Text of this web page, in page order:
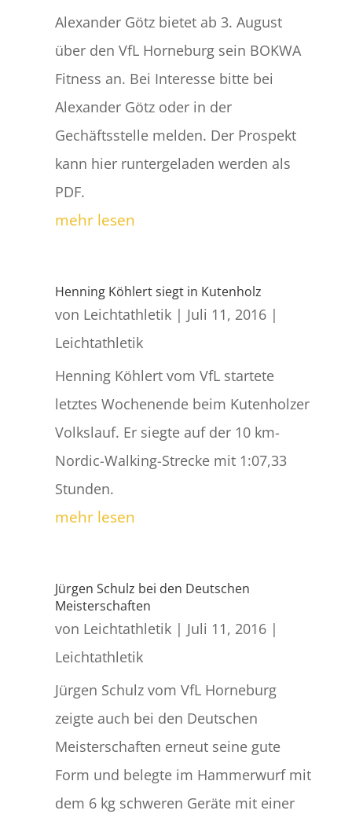
Alexander Götz bietet ab 3. August
über den VfL Horneburg sein BOKWA
Fitness an. Bei Interesse bitte bei
Alexander Götz oder in der
Gechäftsstelle melden. Der Prospekt
kann hier runtergeladen werden als
PDF.
mehr lesen
Henning Köhlert siegt in Kutenholz
von Leichtathletik| Juli 11, 2016|
Leichtathletik
Henning Köhlert vom VfL startete
letztes Wochenende beim Kutenholzer
Volkslauf. Er siegte auf der 10 km-
Nordic-Walking-Strecke mit 1:07,33
Stunden.
mehr lesen
Jürgen Schulz bei den Deutschen
Meisterschaften
von Leichtathletik| Juli 11, 2016|
Leichtathletik
Jürgen Schulz vom VfL Horneburg
zeigte auch bei den Deutschen
Meisterschaften erneut seine gute
Form und belegte im Hammerwurf mit
dem 6 kg schweren Geräte mit einer